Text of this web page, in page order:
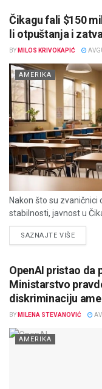
Čikagu fali $150
li otpuštanja i
BY MILOS KRIVOKAPIĆ
AMERIKA
Nakon što su zvaničnici
stabilnosti, javnost u
SAZNAJTE VIŠEDETAILS
OpenAI pristao da
Ministarstvo
diskriminaciju
BY MILENA STEVANOVIĆ
AMERIKA